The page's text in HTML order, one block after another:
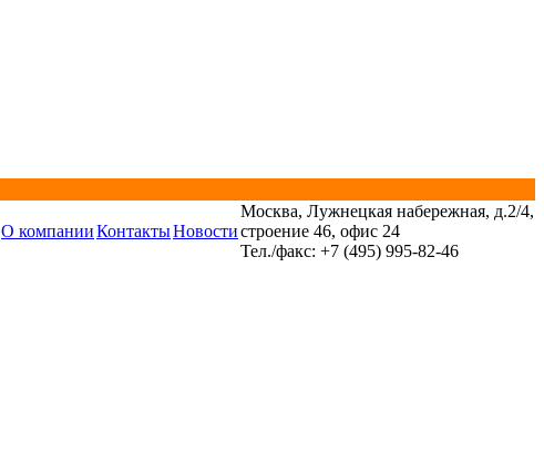
О компанииКонтактыНовости
Москва, Лужнецкая набережная, д.2/4,
строение 46, офис 24
Тел./факс: +7 (495) 995-82-46